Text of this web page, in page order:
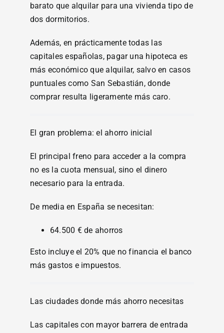
barato que alquilar para una vivienda tipo de
dos dormitorios.
Además, en prácticamente todas las
capitales españolas, pagar una hipoteca es
más económico que alquilar, salvo en casos
puntuales como San Sebastián, donde
comprar resulta ligeramente más caro.
El gran problema: el ahorro inicial
El principal freno para acceder a la compra
no es la cuota mensual, sino el dinero
necesario para la entrada.
De media en España se necesitan:
64.500 € de ahorros
Esto incluye el 20% que no financia el banco
más gastos e impuestos.
Las ciudades donde más ahorro necesitas
Las capitales con mayor barrera de entrada